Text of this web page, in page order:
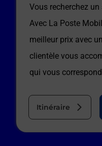
Vous recherchez
Avec La Poste
meilleur prix avec
clientèle vous
qui vous
Itinéraire